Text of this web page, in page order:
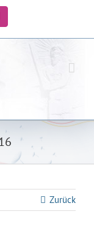
Zurück